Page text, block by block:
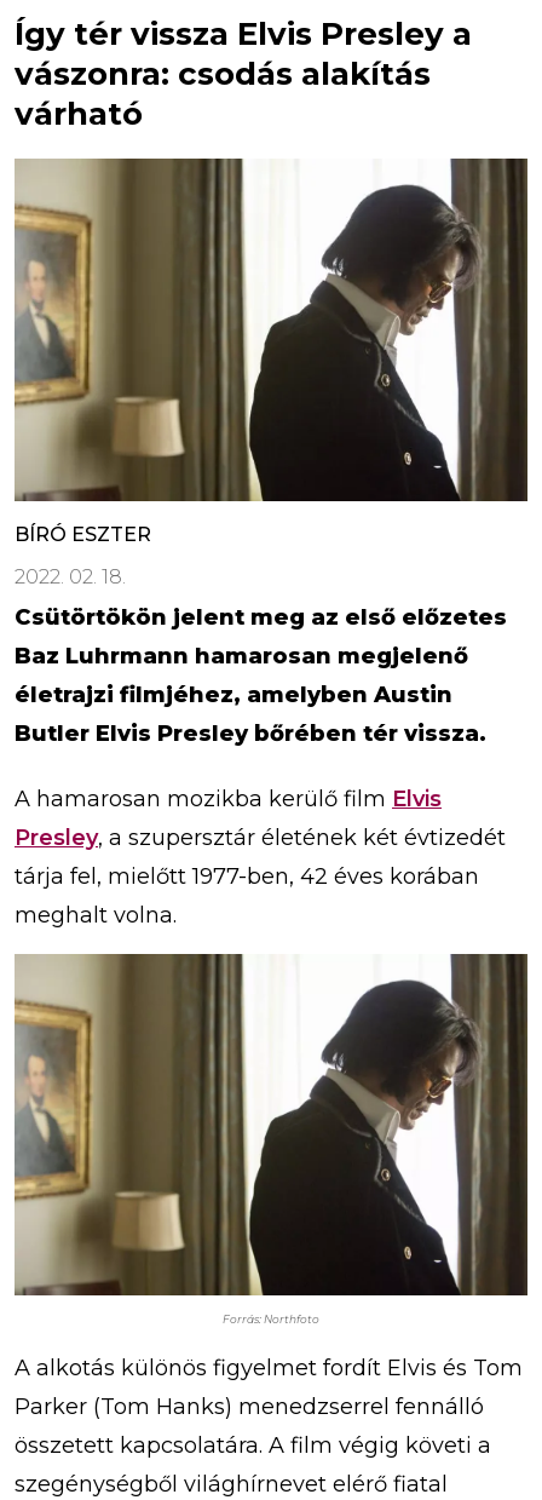
Így tér vissza Elvis Presley a
vászonra: csodás alakítás
várható
BÍRÓ ESZTER
2022. 02. 18.
Csütörtökön jelent meg az első előzetes
Baz Luhrmann hamarosan megjelenő
életrajzi filmjéhez, amelyben Austin
Butler Elvis Presley bőrében tér vissza.
A hamarosan mozikba kerülő film Elvis
Presley, a szupersztár életének két évtizedét
tárja fel, mielőtt 1977-ben, 42 éves korában
meghalt volna.
Forrás: Northfoto
A alkotás különös figyelmet fordít Elvis és Tom
Parker (Tom Hanks) menedzserrel fennálló
összetett kapcsolatára. A film végig követi a
szegénységből világhírnevet elérő fiatal